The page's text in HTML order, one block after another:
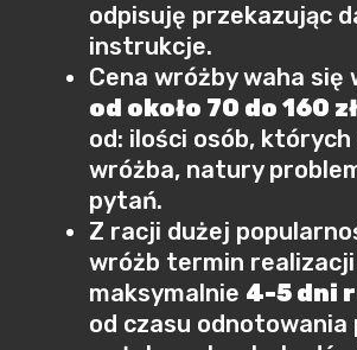
odpisuję przekazując
instrukcje.
Cena wróżby waha się
od około 70 do 160 zł
od: ilości osób,
wróżba, natury
pytań.
Z racji dużej
wróżb termin
maksymalnie 4-5 dni
od czasu odnotowania